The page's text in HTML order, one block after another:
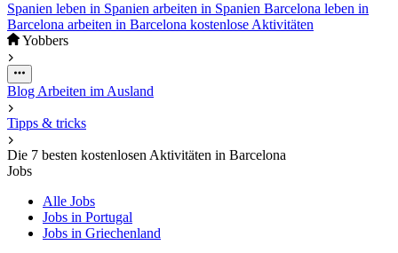
Spanien leben in Spanien arbeiten in Spanien Barcelona leben in
Barcelona arbeiten in Barcelona kostenlose Aktivitäten
Yobbers
Blog Arbeiten im Ausland
Tipps & tricks
Die 7 besten kostenlosen Aktivitäten in Barcelona
Jobs
Alle Jobs
Jobs in Portugal
Jobs in Griechenland